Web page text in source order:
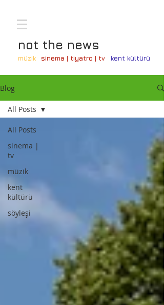
not the news
müzik sinema | tiyatro | tv kent kültürü
Blog
All Posts
sinema |
tv
müzik
kent
kültürü
söyleşi
All Posts